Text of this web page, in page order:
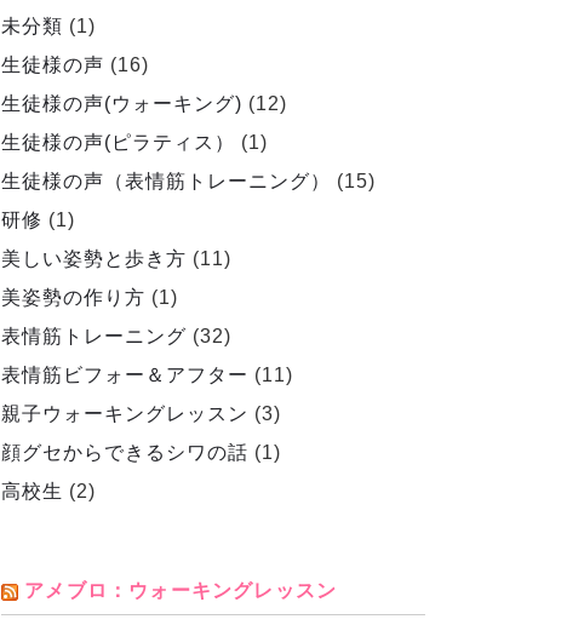
未分類 (1)
生徒様の声 (16)
生徒様の声(ウォーキング) (12)
生徒様の声(ピラティス）
(1)
生徒様の声（表情筋トレーニング）
(15)
研修 (1)
美しい姿勢と歩き方 (11)
美姿勢の作り方 (1)
表情筋トレーニング (32)
表情筋ビフォー＆アフター (11)
親子ウォーキングレッスン (3)
顔グセからできるシワの話 (1)
高校生 (2)
アメブロ：ウォーキングレッスン